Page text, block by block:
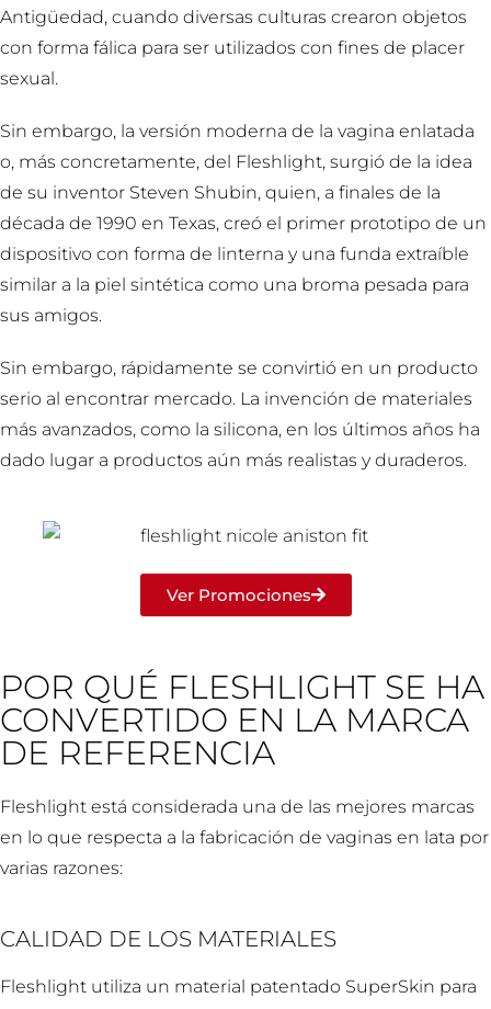
Antigüedad, cuando diversas culturas crearon objetos
con forma fálica para ser utilizados con fines de placer
sexual.
Sin embargo, la versión moderna de la vagina enlatada
o, más concretamente, del Fleshlight, surgió de la idea
de su inventor Steven Shubin, quien, a finales de la
década de 1990 en Texas, creó el primer prototipo de un
dispositivo con forma de linterna y una funda extraíble
similar a la piel sintética como una broma pesada para
sus amigos.
Sin embargo, rápidamente se convirtió en un producto
serio al encontrar mercado. La invención de materiales
más avanzados, como la silicona, en los últimos años ha
dado lugar a productos aún más realistas y duraderos.
Ver Promociones
POR QUÉ FLESHLIGHT SE HA
CONVERTIDO EN LA MARCA
DE REFERENCIA
Fleshlight está considerada una de las mejores marcas
en lo que respecta a la fabricación de vaginas en lata por
varias razones:
CALIDAD DE LOS MATERIALES
Fleshlight utiliza un material patentado SuperSkin para